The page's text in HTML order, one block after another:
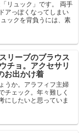
リュック」です。 両手
アっぽくなってしまい
ックを背負うには、素
リーブのブラウス
チョ。アクセサリ
お出かけ着
うか。アラフィフ主婦
チェック。年々難しく
にしたいと思っていま